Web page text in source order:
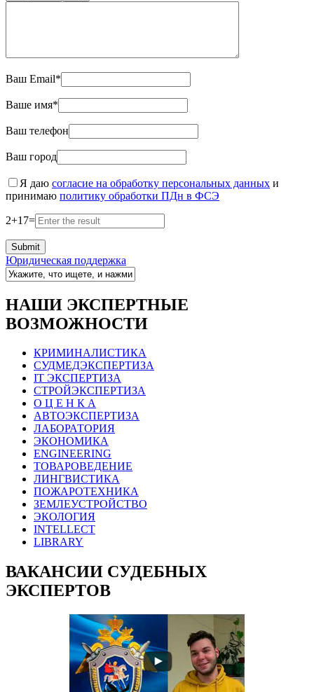
Ваш Email*
Ваше имя*
Ваш телефон
Ваш город
Я даю согласие на обработку персональных данных и
принимаю политику обработки ПДн в ФСЭ
2+17=
Юридическая поддержка
НАШИ ЭКСПЕРТНЫЕ
ВОЗМОЖНОСТИ
КРИМИНАЛИСТИКА
СУДМЕДЭКСПЕРТИЗА
IT ЭКСПЕРТИЗА
СТРОЙЭКСПЕРТИЗА
О Ц Е Н К А
АВТОЭКСПЕРТИЗА
ЛАБОРАТОРИЯ
ЭКОНОМИКА
ENGINEERING
ТОВАРОВЕДЕНИЕ
ЛИНГВИСТИКА
ПОЖАРОТЕХНИКА
ЗЕМЛЕУСТРОЙСТВО
ЭКОЛОГИЯ
INTELLECT
LIBRARY
ВАКАНСИИ СУДЕБНЫХ
ЭКСПЕРТОВ